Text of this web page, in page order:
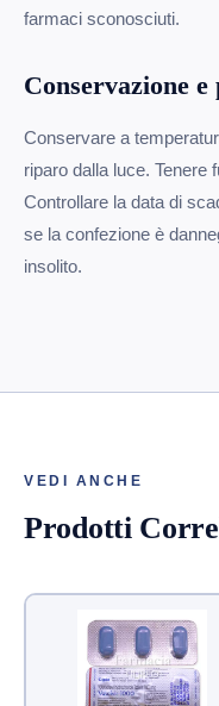
farmaci sconosciuti.
Conservazione e
Conservare a
riparo dalla luce. Tenere
Controllare la data di
se la confezione è
insolito.
VEDI ANCHE
Prodotti